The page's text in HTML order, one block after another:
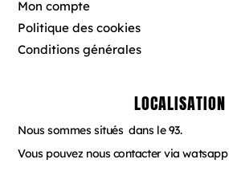
Mon compte
Politique des cookies
Conditions générales
LOCALISATION
Nous sommes situés dans le 93.
Vous pouvez nous contacter via watsapp